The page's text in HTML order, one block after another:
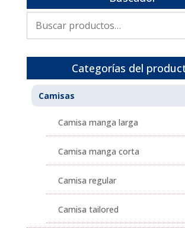
por:
Categorías del
Camisas
Camisa manga larga
Camisa manga corta
Camisa regular
Camisa tailored